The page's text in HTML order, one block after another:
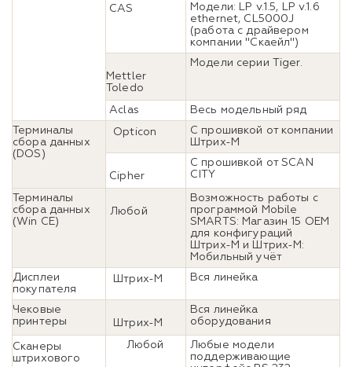
CAS
Модели: LP v.1.5, LP v.1.6
ethernet, CL5000J
(работа с драйвером
компании "Скаейл")
Mettler
Toledo
Модели серии Tiger.
Aclas
Весь модельный ряд
Терминалы
сбора данных
(DOS)
Opticon
C прошивкой от компании
Штрих-М
Cipher
C прошивкой от SCAN
CITY
Терминалы
сбора данных
(Win CE)
Любой
Возможность работы с
программой Mobile
SMARTS: Магазин 15 OEM
для конфигураций
Штрих-М и Штрих-М:
Мобильный учёт
Дисплеи
покупателя
Штрих-М Вся линейка
Чековые
принтеры
Штрих-М
Вся линейка
оборудования
Сканеры
штрихового
Любой
Любые модели
поддерживающие